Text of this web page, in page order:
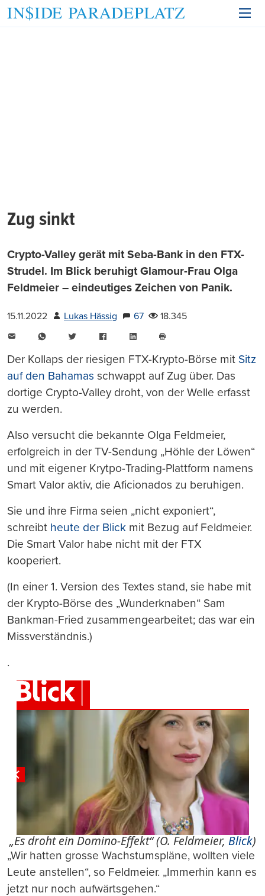
Zug sinkt
Crypto-Valley gerät mit Seba-Bank in den FTX-
Strudel. Im Blick beruhigt Glamour-Frau Olga
Feldmeier – eindeutiges Zeichen von Panik.
15.11.2022 Lukas Hässig 67
18.345
WhatsAppTwitter FacebookLinkedIn
drucken
Der Kollaps der riesigen FTX-Krypto-Börse mit Sitz
auf den Bahamas schwappt auf Zug über. Das
dortige Crypto-Valley droht, von der Welle erfasst
zu werden.
Also versucht die bekannte Olga Feldmeier,
erfolgreich in der TV-Sendung „Höhle der Löwen“
und mit eigener Krytpo-Trading-Plattform namens
Smart Valor aktiv, die Aficionados zu beruhigen.
Sie und ihre Firma seien „nicht exponiert“,
schreibt heute der Blick mit Bezug auf Feldmeier.
Die Smart Valor habe nicht mit der FTX
kooperiert.
(In einer 1. Version des Textes stand, sie habe mit
der Krypto-Börse des „Wunderknaben“ Sam
Bankman-Fried zusammengearbeitet; das war ein
Missverständnis.)
.
„Es droht ein Domino-Effekt“ (O. Feldmeier, Blick)
„Wir hatten grosse Wachstumspläne, wollten viele
Leute anstellen“, so Feldmeier. „Immerhin kann es
jetzt nur noch aufwärtsgehen.“